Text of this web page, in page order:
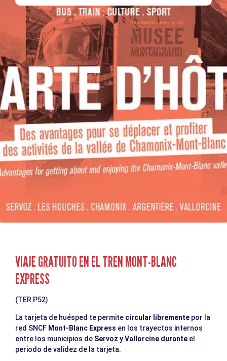
VIAJE GRATUITO EN EL TREN MONT-BLANC
EXPRESS
(TER P52)
La tarjeta de huésped te permite circular libremente por la
red SNCF Mont-Blanc Express en los trayectos internos
entre los municipios de Servoz y Vallorcine durante el
periodo de validez de la tarjeta.